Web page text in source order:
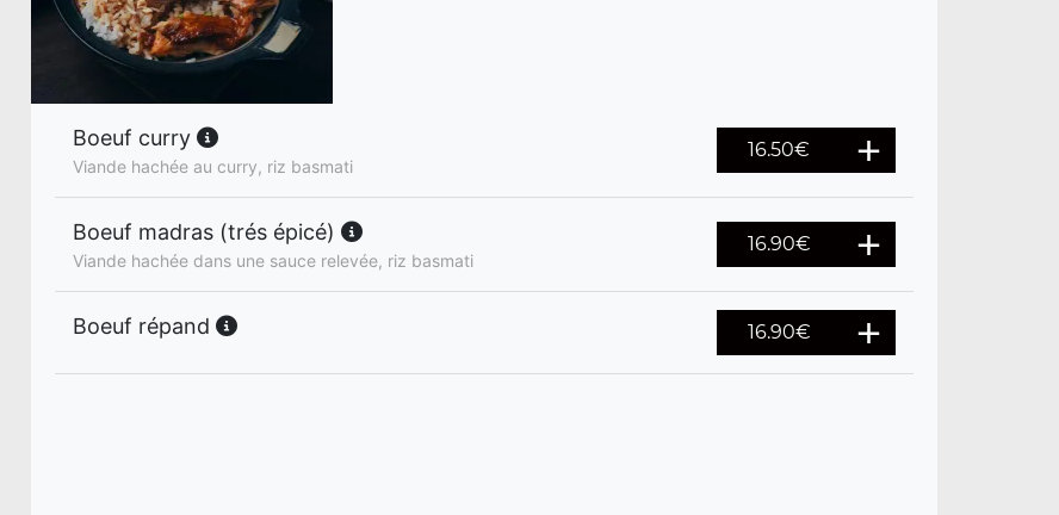
Boeuf curry
Viande hachée au curry, riz basmati
16.50€
Boeuf madras (trés épicé)
Viande hachée dans une sauce relevée, riz basmati
16.90€
Boeuf répand 16.90€